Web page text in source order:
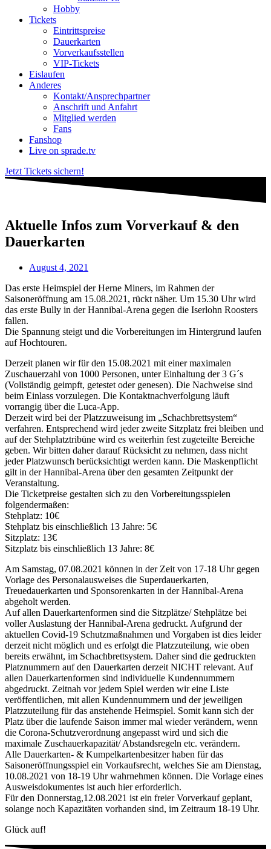
Hobby
Tickets
Eintrittspreise
Dauerkarten
Vorverkaufsstellen
VIP-Tickets
Eislaufen
Anderes
Kontakt/Ansprechpartner
Anschrift und Anfahrt
Mitglied werden
Fans
Fanshop
Live on sprade.tv
Jetzt Tickets sichern!
Aktuelle Infos zum Vorverkauf & den
Dauerkarten
August 4, 2021
Das erste Heimspiel der Herne Miners, im Rahmen der
Saisoneröffnung am 15.08.2021, rückt näher. Um 15.30 Uhr wird
das erste Bully in der Hannibal-Arena gegen die Iserlohn Roosters
fallen.
Die Spannung steigt und die Vorbereitungen im Hintergrund laufen
auf Hochtouren.
Derzeit planen wir für den 15.08.2021 mit einer maximalen
Zuschauerzahl von 1000 Personen, unter Einhaltung der 3 G´s
(Vollständig geimpft, getestet oder genesen). Die Nachweise sind
beim Einlass vorzulegen. Die Kontaktnachverfolgung läuft
vorrangig über die Luca-App.
Derzeit wird bei der Platzzuweisung im „Schachbrettsystem“
verfahren. Entsprechend wird jeder zweite Sitzplatz frei bleiben und
auf der Stehplatztribüne wird es weiterhin fest zugeteilte Bereiche
geben. Wir bitten daher darauf Rücksicht zu nehmen, dass nicht
jeder Platzwunsch berücksichtigt werden kann. Die Maskenpflicht
gilt in der Hannibal-Arena über den gesamten Zeitpunkt der
Veranstaltung.
Die Ticketpreise gestalten sich zu den Vorbereitungsspielen
folgendermaßen:
Stehplatz: 10€
Stehplatz bis einschließlich 13 Jahre: 5€
Sitzplatz: 13€
Sitzplatz bis einschließlich 13 Jahre: 8€
Am Samstag, 07.08.2021 können in der Zeit von 17-18 Uhr gegen
Vorlage des Personalausweises die Superdauerkarten,
Treuedauerkarten und Sponsorenkarten in der Hannibal-Arena
abgeholt werden.
Auf allen Dauerkartenformen sind die Sitzplätze/ Stehplätze bei
voller Auslastung der Hannibal-Arena gedruckt. Aufgrund der
aktuellen Covid-19 Schutzmaßnahmen und Vorgaben ist dies leider
derzeit nicht möglich und es erfolgt die Platzzuteilung, wie oben
bereits erwähnt, im Schachbrettsystem. Daher sind die gedruckten
Platznummern auf den Dauerkarten derzeit NICHT relevant. Auf
allen Dauerkartenformen sind individuelle Kundennummern
abgedruckt. Zeitnah vor jedem Spiel werden wir eine Liste
veröffentlichen, mit allen Kundennummern und der jeweiligen
Platzzuteilung für das anstehende Heimspiel. Somit kann sich der
Platz über die laufende Saison immer mal wieder verändern, wenn
die Corona-Schutzverordnung angepasst wird und sich die
maximale Zuschauerkapazität/ Abstandsregeln etc. verändern.
Alle Dauerkarten- & Kumpelkartenbesitzer haben für das
Saisoneröffnungsspiel ein Vorkaufsrecht, welches Sie am Dienstag,
10.08.2021 von 18-19 Uhr wahrnehmen können. Die Vorlage eines
Ausweisdokumentes ist auch hier erforderlich.
Für den Donnerstag,12.08.2021 ist ein freier Vorverkauf geplant,
solange noch Kapazitäten vorhanden sind, im Zeitraum 18-19 Uhr.
Glück auf!